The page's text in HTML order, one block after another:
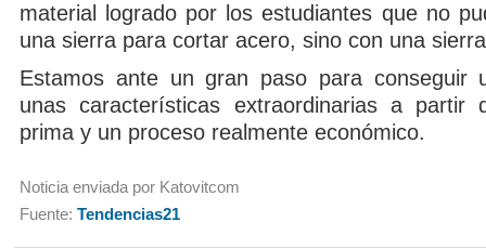
material logrado por los estudiantes que no
una sierra para cortar acero, sino con una
Estamos ante un gran paso para conseguir
unas características extraordinarias a partir
prima y un proceso realmente económico.
Noticia enviada por Katovitcom
Fuente: Tendencias21